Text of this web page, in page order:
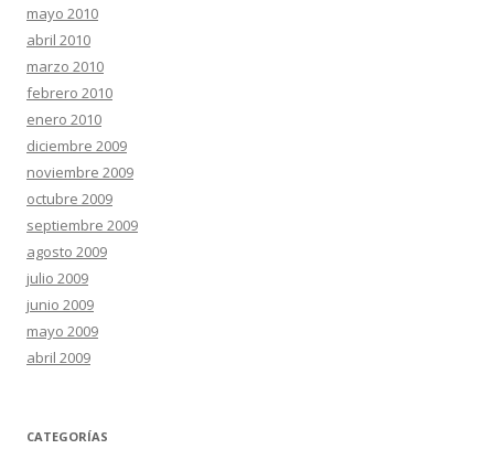
mayo 2010
abril 2010
marzo 2010
febrero 2010
enero 2010
diciembre 2009
noviembre 2009
octubre 2009
septiembre 2009
agosto 2009
julio 2009
junio 2009
mayo 2009
abril 2009
CATEGORÍAS